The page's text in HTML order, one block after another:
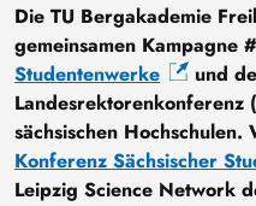
Die TU Bergakademie
gemeinsamen Kampagne
Studentenwerke
und
Landesrektorenkonferenz
sächsischen
Konferenz Sächsischer
Leipzig Science Network